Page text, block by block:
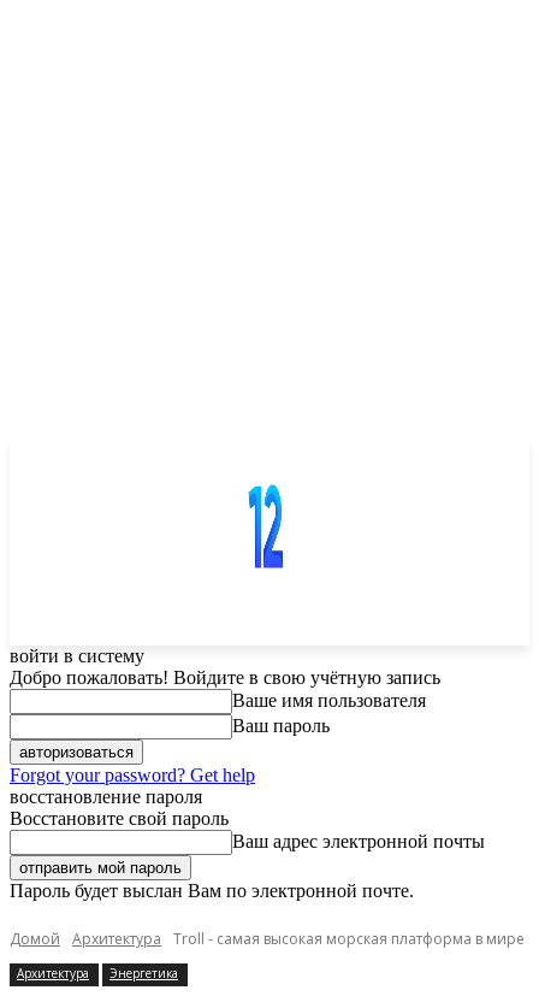
войти в систему
Добро пожаловать! Войдите в свою учётную запись
Ваше имя пользователя
Ваш пароль
Forgot your password? Get help
восстановление пароля
Восстановите свой пароль
Ваш адрес электронной почты
Пароль будет выслан Вам по электронной почте.
Домой Архитектура Troll - самая высокая морская платформа в мире
Архитектура Энергетика